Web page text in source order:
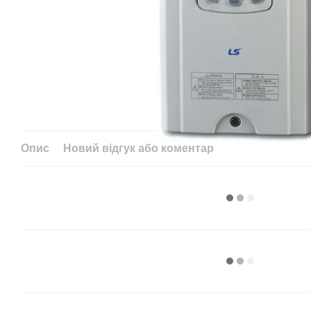
Опис Новий відгук або коментар